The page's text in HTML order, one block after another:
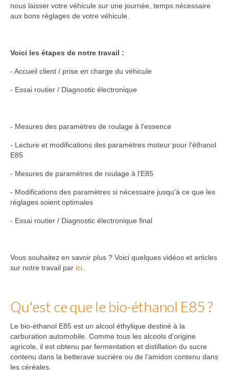
nous laisser votre véhicule sur une journée, temps nécessaire
aux bons réglages de votre véhicule.
Voici les étapes de notre travail :
- Accueil client / prise en charge du véhicule
- Essai routier / Diagnostic électronique
- Mesures des paramètres de roulage à l'essence
- Lecture et modifications des paramètres moteur pour l'éthanol
E85
- Mesures de paramètres de roulage à l'E85
- Modifications des paramètres si nécessaire jusqu'à ce que les
réglages soient optimales
- Essai routier / Diagnostic électronique final
Vous souhaitez en savoir plus ? Voici quelques vidéos et articles
sur notre travail par ici
Qu'est ce que le bio-éthanol E85 ?
Le bio-éthanol E85 est un alcool éthylique destiné à la
carburation automobile. Comme tous les alcools d’origine
agricole, il est obtenu par fermentation et distillation du sucre
contenu dans la betterave sucrière ou de l’amidon contenu dans
les céréales.